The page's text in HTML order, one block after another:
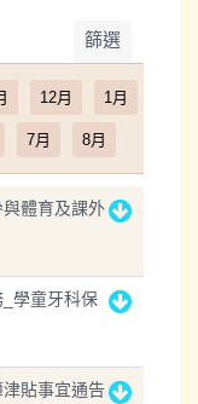
篩選
12月 1月
7月 8月
體育及課外
學童牙科保
貼事宜通告